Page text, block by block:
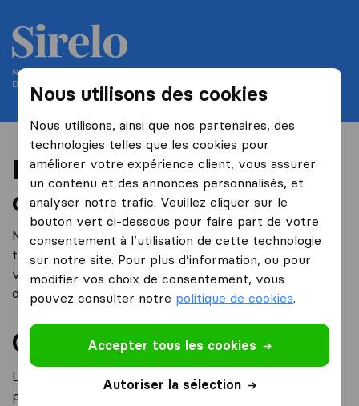
Nous utilisons des cookies
Nous utilisons, ainsi que nos partenaires, des
technologies telles que les cookies pour
améliorer votre expérience client, vous assurer
un contenu et des annonces personnalisés, et
analyser notre trafic. Veuillez cliquer sur le
bouton vert ci-dessous pour faire part de votre
consentement à l’utilisation de cette technologie
sur notre site. Pour plus d’information, ou pour
modifier vos choix de consentement, vous
pouvez consulter notre politique de cookies.
Accepter tous les cookies
Autoriser la sélection
Nous vous aidons à déménager depuis 2004
Demenageurs-internationaux.ch fait partie de Sirelo
Politique d’utilisation des
cookies
Nous utilisons, ainsi que nos partenaires, des
technologies telles que les cookies pour améliorer
votre expérience client, vous assurer un contenu et
des annonces personnalisés, et analyser notre trafic.
Que sont les cookies ?
Les cookies sont des fichiers texte contenant de
petites quantités d’informations placées sur votre